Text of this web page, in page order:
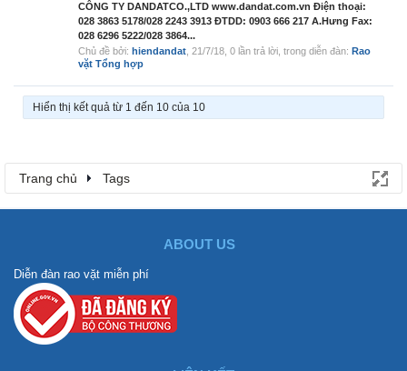
CÔNG TY DANDATCO.,LTD www.dandat.com.vn Điện thoại:
028 3863 5178/028 2243 3913 ĐTDD: 0903 666 217 A.Hưng Fax:
028 6296 5222/028 3864...
Chủ đề bởi: hiendandat 21/7/18 , 0 lần trả lời, trong diễn đàn: Rao
vặt Tổng hợp
Hiển thị kết quả từ 1 đến 10 của 10
Trang chủ Tags
ABOUT US
Diễn đàn rao vặt miễn phí